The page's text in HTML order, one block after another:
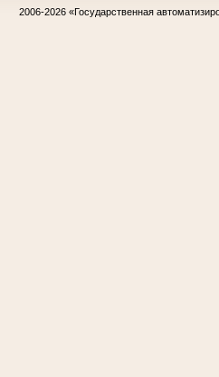
2006-2026 «Государственная